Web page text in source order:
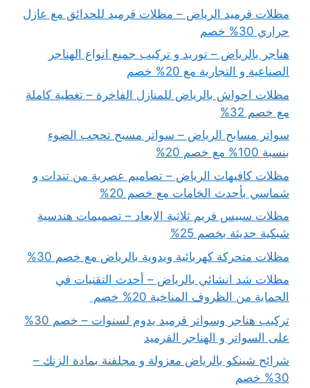
مظلات قرميد الرياض – مظلات قرميد للحدائق مع عازل
حراري 30% خصم
هناجر بالرياض – توريد و تركيب جميع انواع الهناجر
الصناعية و التجارية مع 20% خصم
مظلات احواش بالرياض للمنازل الفاخرة – تغطية كاملة
مع خصم 32%
سواتر مسابح الرياض – سواتر مسبح تحجب الضوء
بنسبة 100% مع خصم 20%
مظلات كافيهات الرياض – تصاميم عصرية من تندات و
شماسي بأحدث الخامات مع خصم 20%
مظلات سبيس فريم ثلاثية الابعاد – تصميمات هندسية
شبكية حديثة بخصم 25%
مظلات متحركة كهربائية ويدوية بالرياض مع خصم 30%
مظلات شد انشائي بالرياض – أحدث التقنيات في
الحماية من الظروف المناخية 20% خصم
تركيب هناجر وسواتر قرميد يدوم لسنوات – خصم 30%
على السواتر و الهناجر القرميد
شرائح شينكو بالرياض معزولة و مجلفنة بمادة الزنك –
30% خصم